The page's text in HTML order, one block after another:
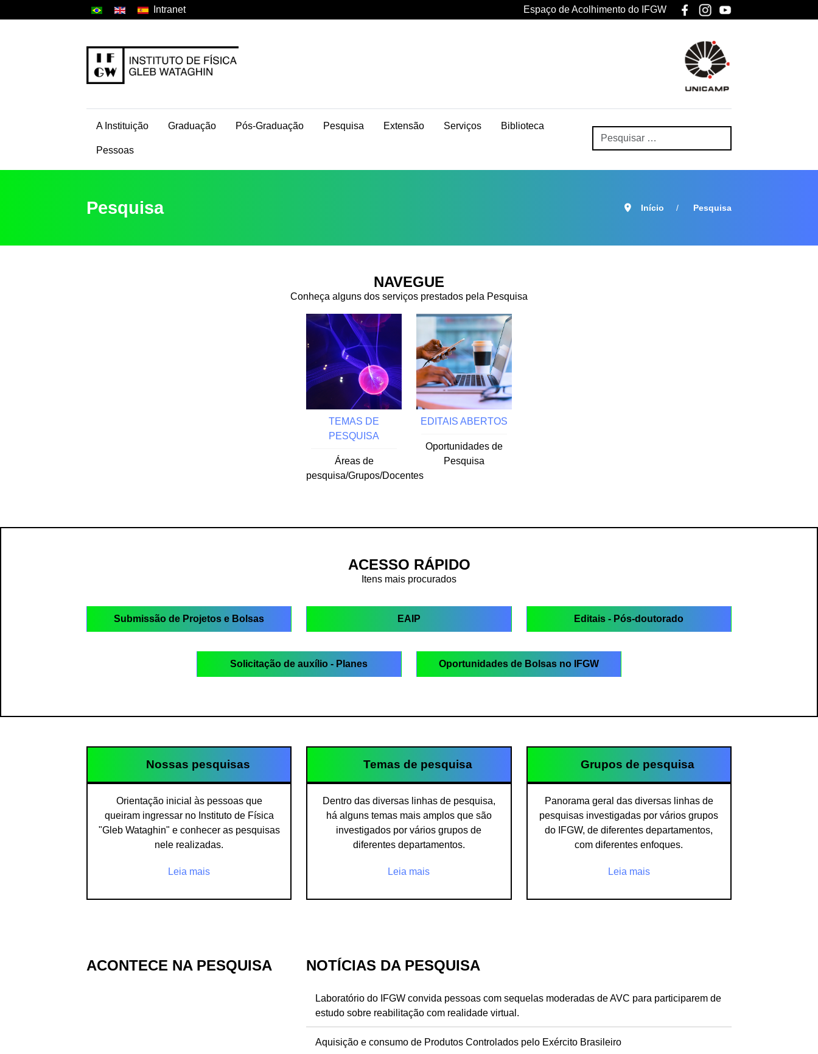
Intranet Espaço de Acolhimento do IFGW
A Instituição Graduação Pós-Graduação Pesquisa Extensão Serviços Biblioteca
Pessoas
Pesquisa Início Pesquisa
NAVEGUE
Conheça alguns dos serviços prestados pela Pesquisa
TEMAS DE
PESQUISA
Áreas de
pesquisa/Grupos/Docentes
EDITAIS ABERTOS
Oportunidades de
Pesquisa
ACESSO RÁPIDO
Itens mais procurados
Submissão de Projetos e Bolsas EAIP Editais - Pós-doutorado
Solicitação de auxílio - Planes Oportunidades de Bolsas no IFGW
Nossas pesquisas
Orientação inicial às pessoas que
queiram ingressar no Instituto de Física
"Gleb Wataghin" e conhecer as pesquisas
nele realizadas.
Leia mais
Temas de pesquisa
Dentro das diversas linhas de pesquisa,
há alguns temas mais amplos que são
investigados por vários grupos de
diferentes departamentos.
Leia mais
Grupos de pesquisa
Panorama geral das diversas linhas de
pesquisas investigadas por vários grupos
do IFGW, de diferentes departamentos,
com diferentes enfoques.
Leia mais
ACONTECE NA PESQUISA NOTÍCIAS DA PESQUISA
Laboratório do IFGW convida pessoas com sequelas moderadas de AVC para participarem de
estudo sobre reabilitação com realidade virtual.
Aquisição e consumo de Produtos Controlados pelo Exército Brasileiro